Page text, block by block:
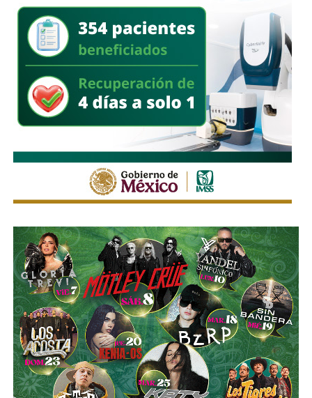
La SSPC de la Capital exhorta a las y los asistentes a
la FENAPO a planificar sus traslados
, respetar la
señalización y las indicaciones del personal de Policía
Vial, así como considerar el uso de transporte público para
facilitar la movilidad en los alrededores del recinto.
Estas medidas buscan mantener un flujo vehicular
ordenado y seguro durante la feria, privilegiando tanto la
movilidad de quienes acuden al recinto como la seguridad
de peatones, usuarios del transporte público y habitantes
de las zonas aledañas.
2.0